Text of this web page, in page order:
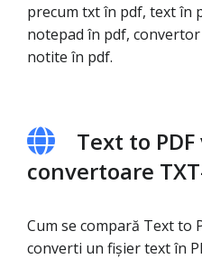
precum txt în pdf, text în
notepad în pdf,
notite în pdf.
Text to
convertoare
Cum se compară Text to
converti un fișier text în